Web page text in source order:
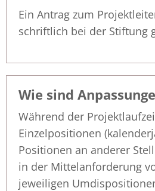
Ein Antrag zum
schriftlich bei der Stiftung
Wie sind
Während der
Einzelpositionen
Positionen an anderer
in der Mittelanforderung
jeweiligen